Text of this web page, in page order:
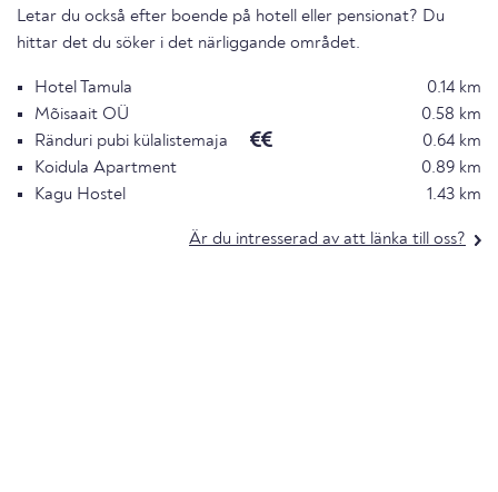
Letar du också efter boende på hotell eller pensionat? Du
hittar det du söker i det närliggande området.
Hotel Tamula
0.14 km
Mõisaait OÜ
0.58 km
Ränduri pubi külalistemaja
0.64 km
Koidula Apartment
0.89 km
Kagu Hostel
1.43 km
Är du intresserad av att länka till oss?